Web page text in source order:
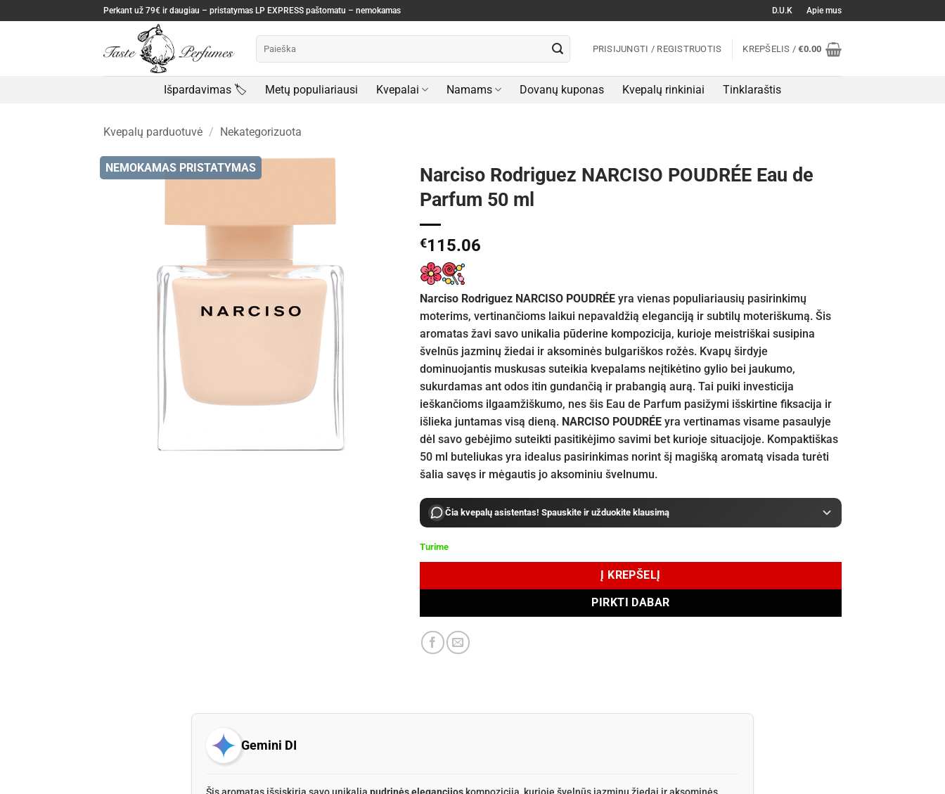
to
Perkant už 79€ ir daugiau – pristatymas LP EXPRESS paštomatu – nemokamas D.U.K Apie mus
PRISIJUNGTI / REGISTRUOTIS KREPŠELIS /€0.00
Išpardavimas 🏷️ Metų populiariausi Kvepalai Namams Dovanų kuponas Kvepalų rinkiniai Tinklaraštis
Kvepalų parduotuvė / Nekategorizuota
NEMOKAMAS PRISTATYMAS
Narciso Rodriguez NARCISO POUDRÉE Eau de
Parfum 50 ml
€115.06
Narciso Rodriguez NARCISO POUDRÉE yra vienas populiariausių pasirinkimų
moterims, vertinančioms laikui nepavaldžią eleganciją ir subtilų moteriškumą. Šis
aromatas žavi savo unikalia pūderine kompozicija, kurioje meistriškai susipina
švelnūs jazminų žiedai ir aksominės bulgariškos rožės. Kvapų širdyje
dominuojantis muskusas suteikia kvepalams neįtikėtino gylio bei jaukumo,
sukurdamas ant odos itin gundančią ir prabangią aurą. Tai puiki investicija
ieškančioms ilgaamžiškumo, nes šis Eau de Parfum pasižymi išskirtine fiksacija ir
išlieka juntamas visą dieną. NARCISO POUDRÉE yra vertinamas visame pasaulyje
dėl savo gebėjimo suteikti pasitikėjimo savimi bet kurioje situacijoje. Kompaktiškas
50 ml buteliukas yra idealus pasirinkimas norint šį magišką aromatą visada turėti
šalia savęs ir mėgautis jo aksominiu švelnumu.
Čia kvepalų asistentas! Spauskite ir užduokite klausimą
Turime
Į KREPŠELĮ
PIRKTI DABAR
Gemini DI
Šis aromatas išsiskiria savo unikalia pudrinės elegancijoskompozicija, kurioje švelnūs jazminų žiedai ir aksominės